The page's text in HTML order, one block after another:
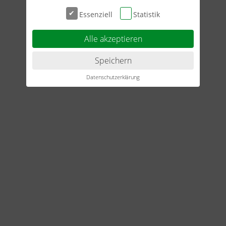
Impressum
Datenschutzerklärung
AGB
Essenziell Statistik
Alle akzeptieren
Speichern
Datenschutzerklärung